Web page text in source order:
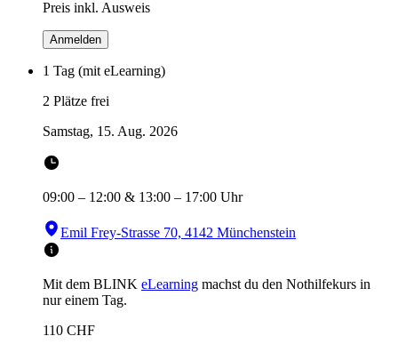
Preis inkl. Ausweis
Anmelden
1 Tag (mit eLearning)
2 Plätze frei
Samstag, 15. Aug. 2026
09:00 – 12:00 & 13:00 – 17:00 Uhr
Emil Frey-Strasse 70, 4142 Münchenstein
Mit dem BLINK eLearning machst du den Nothilfekurs in
nur einem Tag.
110 CHF